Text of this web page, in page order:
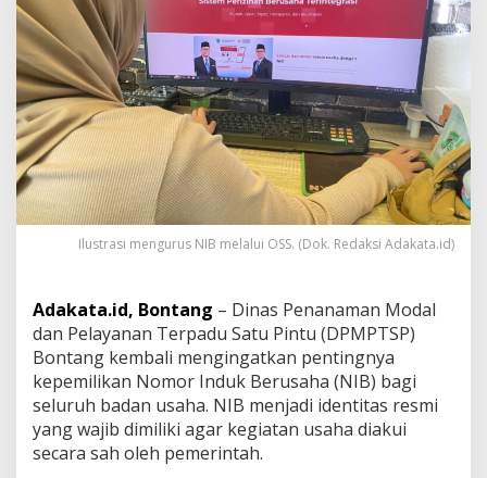
s
k
n
S
e
t
a
p
a
n
U
s
a
h
a
W
Ilustrasi mengurus NIB melalui OSS. (Dok. Redaksi Adakata.id)
Adakata.id, Bontang – Dinas Penanaman Modal
dan Pelayanan Terpadu Satu Pintu (DPMPTSP)
Bontang kembali mengingatkan pentingnya
kepemilikan Nomor Induk Berusaha (NIB) bagi
seluruh badan usaha. NIB menjadi identitas resmi
yang wajib dimiliki agar kegiatan usaha diakui
secara sah oleh pemerintah.